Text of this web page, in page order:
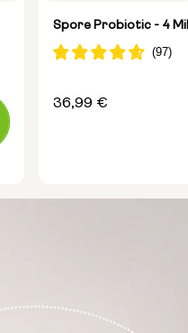
Spore Probiotic - 4 Mil
Precio
36,99 €